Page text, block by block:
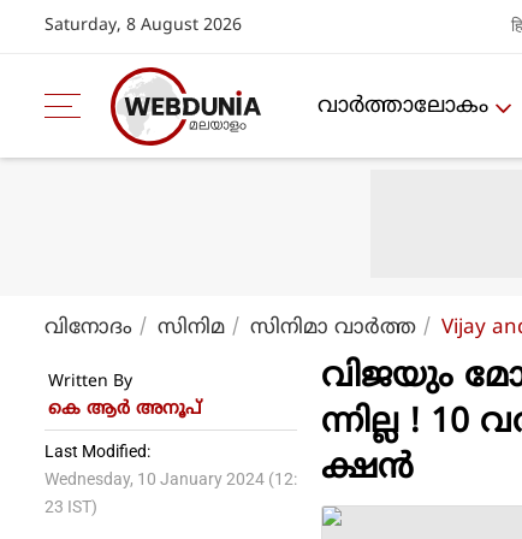
Saturday, 8 August 2026
വാര്‍ത്താലോകം
വിനോദം സിനിമ സിനിമാ വാര്‍ത്ത Vijay
Written By
കെ ആര്‍ അനൂപ്
Last Modified:
Wednesday, 10 January 2024 (12:
23 IST)
വിജയും
ന്നില്ല !
ക്ഷന്‍